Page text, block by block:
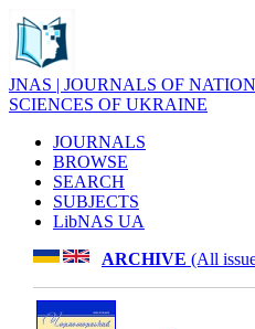
JNAS | JOURNALS OF
SCIENCES OF UKRAINE
JOURNALS
BROWSE
SEARCH
SUBJECTS
LibNAS UA
ARCHIVE (All